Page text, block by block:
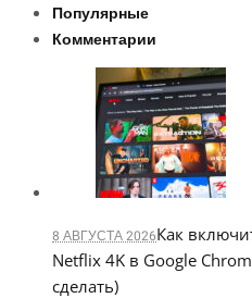
Популярные
Комментарии
8 АВГУСТА 2026Как
Netflix 4K в Google
сделать)